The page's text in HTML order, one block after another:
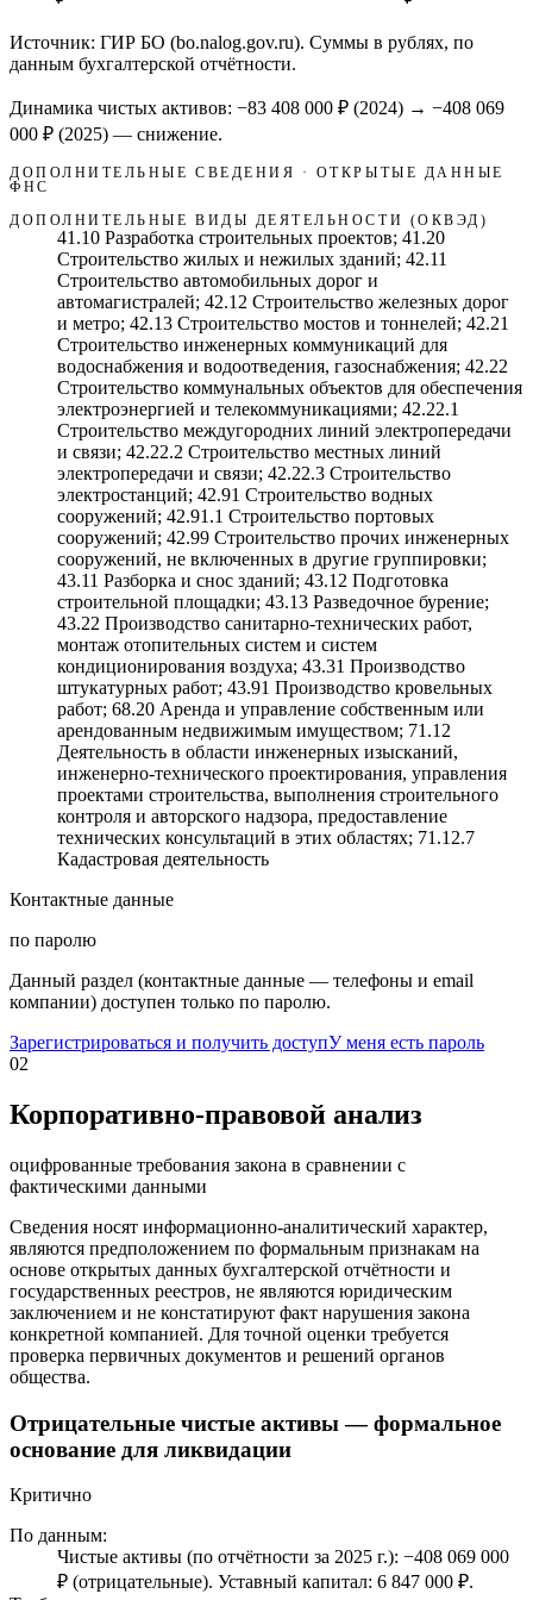
Источник: ГИР БО (bo.nalog.gov.ru). Суммы в рублях, по
данным бухгалтерской отчётности.
Динамика чистых активов: −83 408 000 ₽ (2024) → −408 069
000 ₽ (2025) — снижение.
ДОПОЛНИТЕЛЬНЫЕ СВЕДЕНИЯ · ОТКРЫТЫЕ ДАННЫЕ
ФНС
ДОПОЛНИТЕЛЬНЫЕ ВИДЫ ДЕЯТЕЛЬНОСТИ (ОКВЭД)
41.10 Разработка строительных проектов; 41.20
Строительство жилых и нежилых зданий; 42.11
Строительство автомобильных дорог и
автомагистралей; 42.12 Строительство железных дорог
и метро; 42.13 Строительство мостов и тоннелей; 42.21
Строительство инженерных коммуникаций для
водоснабжения и водоотведения, газоснабжения; 42.22
Строительство коммунальных объектов для обеспечения
электроэнергией и телекоммуникациями; 42.22.1
Строительство междугородних линий электропередачи
и связи; 42.22.2 Строительство местных линий
электропередачи и связи; 42.22.3 Строительство
электростанций; 42.91 Строительство водных
сооружений; 42.91.1 Строительство портовых
сооружений; 42.99 Строительство прочих инженерных
сооружений, не включенных в другие группировки;
43.11 Разборка и снос зданий; 43.12 Подготовка
строительной площадки; 43.13 Разведочное бурение;
43.22 Производство санитарно-технических работ,
монтаж отопительных систем и систем
кондиционирования воздуха; 43.31 Производство
штукатурных работ; 43.91 Производство кровельных
работ; 68.20 Аренда и управление собственным или
арендованным недвижимым имуществом; 71.12
Деятельность в области инженерных изысканий,
инженерно-технического проектирования, управления
проектами строительства, выполнения строительного
контроля и авторского надзора, предоставление
технических консультаций в этих областях; 71.12.7
Кадастровая деятельность
Контактные данные
по паролю
Данный раздел (контактные данные — телефоны и email
компании) доступен только по паролю.
Зарегистрироваться и получить доступУ меня есть пароль
02
Корпоративно-правовой анализ
оцифрованные требования закона в сравнении с
фактическими данными
Сведения носят информационно-аналитический характер,
являются предположением по формальным признакам на
основе открытых данных бухгалтерской отчётности и
государственных реестров, не являются юридическим
заключением и не констатируют факт нарушения закона
конкретной компанией. Для точной оценки требуется
проверка первичных документов и решений органов
общества.
Отрицательные чистые активы — формальное
основание для ликвидации
Критично
По данным:
Чистые активы (по отчётности за 2025 г.): −408 069 000
₽ (отрицательные). Уставный капитал: 6 847 000 ₽.